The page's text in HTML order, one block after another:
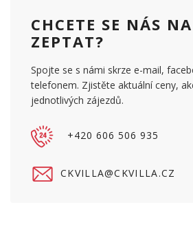
CHCETE SE NÁS
ZEPTAT?
Spojte se s námi skrze e-mail,
telefonem. Zjistěte aktuální ceny,
jednotlivých zájezdů.
+420 606 506 935
CKVILLA@CKVILLA.CZ